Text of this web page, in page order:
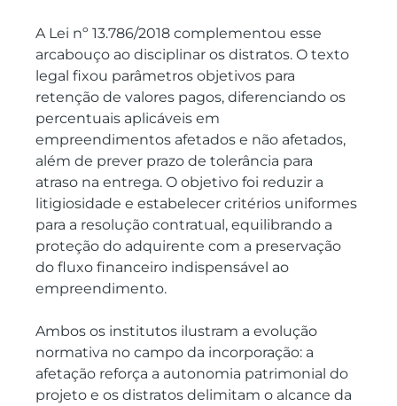
A Lei nº 13.786/2018 complementou esse
arcabouço ao disciplinar os distratos. O texto
legal fixou parâmetros objetivos para
retenção de valores pagos, diferenciando os
percentuais aplicáveis em
empreendimentos afetados e não afetados,
além de prever prazo de tolerância para
atraso na entrega. O objetivo foi reduzir a
litigiosidade e estabelecer critérios uniformes
para a resolução contratual, equilibrando a
proteção do adquirente com a preservação
do fluxo financeiro indispensável ao
empreendimento.
Ambos os institutos ilustram a evolução
normativa no campo da incorporação: a
afetação reforça a autonomia patrimonial do
projeto e os distratos delimitam o alcance da